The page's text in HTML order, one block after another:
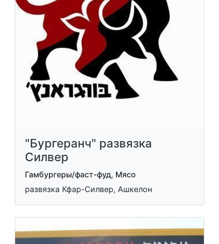
"Бургеранч" развязка
Силвер
Гамбургеры/фаст-фуд, Мясо
развязка Кфар-Силвер, Ашкелон